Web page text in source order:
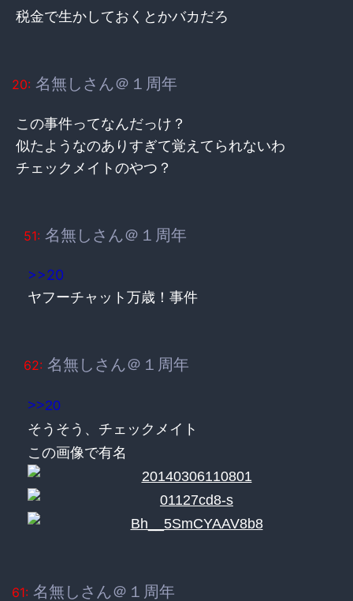
税金で生かしておくとかバカだろ
20: 名無しさん＠１周年
この事件ってなんだっけ？
似たようなのありすぎて覚えてられないわ
チェックメイトのやつ？
51: 名無しさん＠１周年
>>20
ヤフーチャット万歳！事件
62: 名無しさん＠１周年
>>20
そうそう、チェックメイト
この画像で有名
61: 名無しさん＠１周年